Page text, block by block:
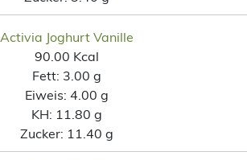
Activia Joghurt Vanille
90.00 Kcal
Fett: 3.00 g
Eiweis: 4.00 g
KH: 11.80 g
Zucker: 11.40 g